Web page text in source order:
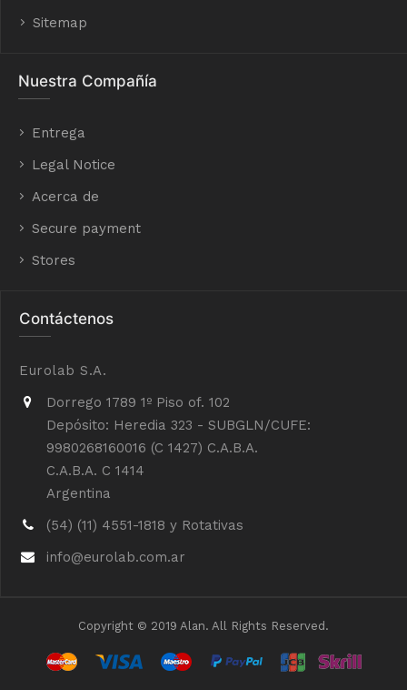
Sitemap
Nuestra Compañía
Entrega
Legal Notice
Acerca de
Secure payment
Stores
Contáctenos
Eurolab S.A.
Dorrego 1789 1º Piso of. 102
Depósito: Heredia 323 - SUBGLN/CUFE:
9980268160016 (C 1427) C.A.B.A.
C.A.B.A. C 1414
Argentina
(54) (11) 4551-1818 y Rotativas
info@eurolab.com.ar
Copyright © 2019 Alan. All Rights Reserved.